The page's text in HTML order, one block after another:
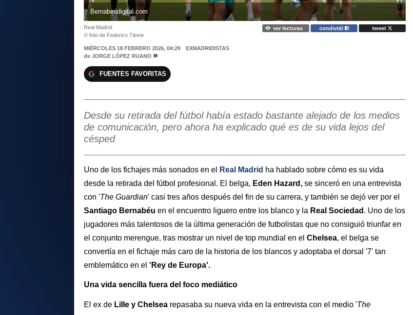
Bernabeudigital.com
Real Madrid
© foto de Federico Titone
ver lecturas condividi tweet
MIÉRCOLES 18 FEBRERO 2026, 04:29
EXMADRIDISTAS
de JORGE LÓPEZ RUANO
FUENTES FAVORITAS
Desde su retirada del fútbol había estado bastante alejado de los medios
de comunicación, pero ahora ha explicado qué es de su vida lejos del
césped
Uno de los fichajes más sonados en el Real Madrid ha hablado sobre cómo es su vida
desde la retirada del fútbol profesional. El belga, Eden Hazard, se sinceró en una entrevista
con 'The Guardian' casi tres años después del fin de su carrera, y también se dejó ver por el
Santiago Bernabéu en el encuentro liguero entre los blanco y la Real Sociedad . Uno de los
jugadores más talentosos de la última generación de futbolistas que no consiguió triunfar en
el conjunto merengue, tras mostrar un nivel de top mundial en el Chelsea, el belga se
convertía en el fichaje más caro de la historia de los blancos y adoptaba el dorsal '7' tan
emblemático en el ' Rey de Europa'.
Una vida sencilla fuera del foco mediático
El ex de Lille y Chelsea repasaba su nueva vida en la entrevista con el medio 'The